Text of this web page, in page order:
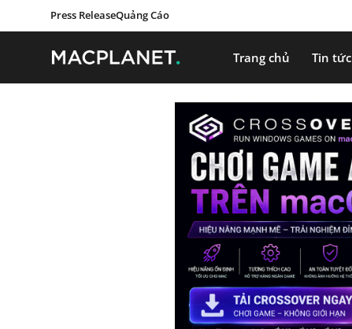
Press ReleaseQuảng Cáo
Trang chủ Tin tức